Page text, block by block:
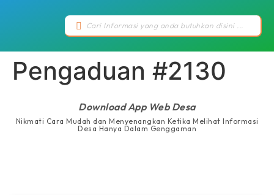
Pengaduan #2130
Download App Web Desa
Nikmati Cara Mudah dan Menyenangkan Ketika Melihat Informasi
Desa Hanya Dalam Genggaman